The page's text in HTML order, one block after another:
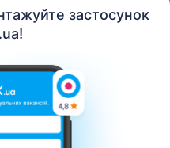
застосунок
Кар’єра